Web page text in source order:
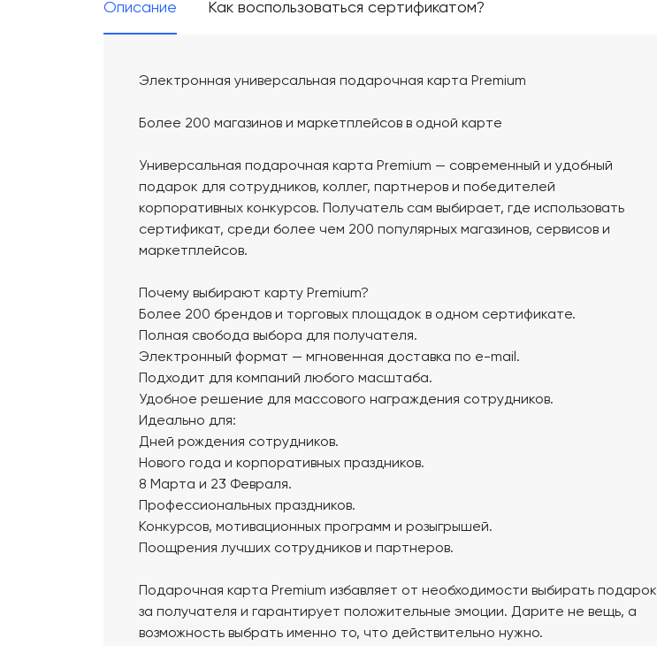
Описание Как воспользоваться сертификатом?
Электронная универсальная подарочная карта Premium
Более 200 магазинов и маркетплейсов в одной карте
Универсальная подарочная карта Premium — современный и удобный
подарок для сотрудников, коллег, партнеров и победителей
корпоративных конкурсов. Получатель сам выбирает, где использовать
сертификат, среди более чем 200 популярных магазинов, сервисов и
маркетплейсов.
Почему выбирают карту Premium?
Более 200 брендов и торговых площадок в одном сертификате.
Полная свобода выбора для получателя.
Электронный формат — мгновенная доставка по e-mail.
Подходит для компаний любого масштаба.
Удобное решение для массового награждения сотрудников.
Идеально для:
Дней рождения сотрудников.
Нового года и корпоративных праздников.
8 Марта и 23 Февраля.
Профессиональных праздников.
Конкурсов, мотивационных программ и розыгрышей.
Поощрения лучших сотрудников и партнеров.
Подарочная карта Premium избавляет от необходимости выбирать подарок
за получателя и гарантирует положительные эмоции. Дарите не вещь, а
возможность выбрать именно то, что действительно нужно.